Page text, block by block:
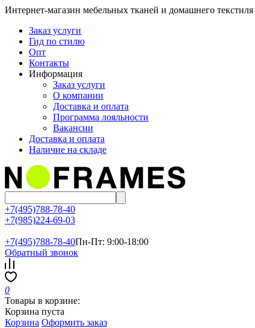
Интернет-магазин мебельных тканей и домашнего текстиля
Заказ услуги
Гид по стилю
Опт
Контакты
Информация
Заказ услуги
О компании
Доставка и оплата
Программа лояльности
Вакансии
Доставка и оплата
Наличие на складе
+7(495)788-78-40
+7(985)224-69-03
+7(495)788-78-40Пн-Пт: 9:00-18:00
Обратный звонок
0
Товары в корзине:
Корзина пуста
Корзина Оформить заказ